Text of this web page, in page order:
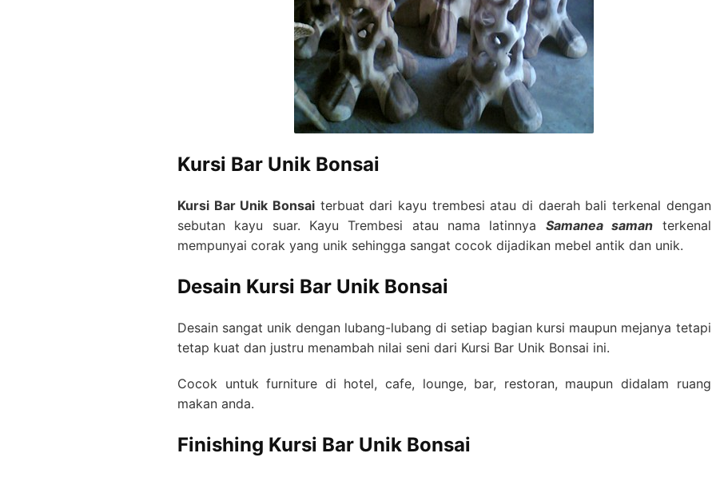
Kursi Bar Unik Bonsai
Kursi Bar Unik Bonsaiterbuat dari kayu trembesi atau di daerah bali terkenal dengan
sebutan kayu suar. Kayu Trembesi atau nama latinnya Samanea saman terkenal
mempunyai corak yang unik sehingga sangat cocok dijadikan mebel antik dan unik.
Desain Kursi Bar Unik Bonsai
Desain sangat unik dengan lubang-lubang di setiap bagian kursi maupun mejanya tetapi
tetap kuat dan justru menambah nilai seni dari Kursi Bar Unik Bonsai ini.
Cocok untuk furniture di hotel, cafe, lounge, bar, restoran, maupun didalam ruang
makan anda.
Finishing Kursi Bar Unik Bonsai